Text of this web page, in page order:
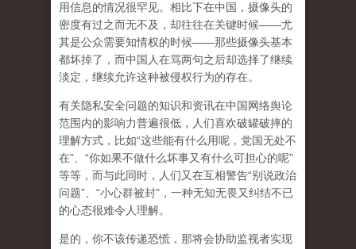
用信息的情况很罕见。相比下在中国，摄像头的
密度有过之而无不及，却往往在关键时候——尤
其是公众需要知情权的时候——那些摄像头基本
都坏掉了，而中国人在骂两句之后却选择了继续
淡定，继续允许这种被侵权行为的存在。
有关隐私安全问题的知识和资讯在中国网络舆论
范围内的影响力普遍很低，人们喜欢破罐破摔的
理解方式，比如“这些能有什么用呢，党国无处不
在”、“你如果不做什么坏事又有什么可担心的呢”
等等，而与此同时，人们又在互相警告“别说政治
问题”、“小心群被封”，一种无知无畏又纠结不已
的心态很难令人理解。
是的，你不该传递恐慌，那将会协助监视者实现